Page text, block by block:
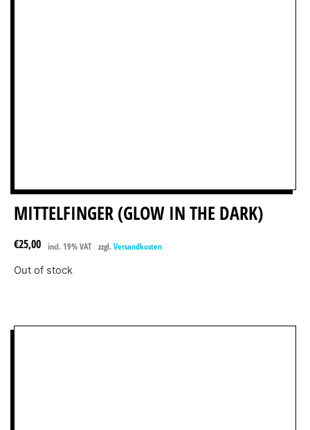
MITTELFINGER (GLOW IN THE DARK)
€25,00 incl. 19% VAT zzgl. Versandkosten
Out of stock